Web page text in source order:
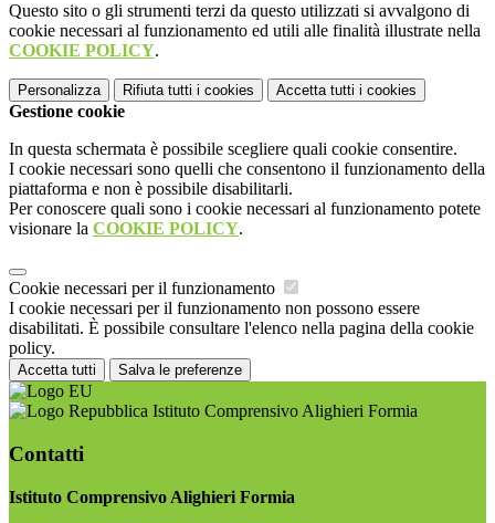
Questo sito o gli strumenti terzi da questo utilizzati si avvalgono di
cookie necessari al funzionamento ed utili alle finalità illustrate nella
COOKIE POLICY.
Personalizza Rifiuta tutti i cookies Accetta tutti i cookies
Gestione cookie
In questa schermata è possibile scegliere quali cookie consentire.
I cookie necessari sono quelli che consentono il funzionamento della
piattaforma e non è possibile disabilitarli.
Per conoscere quali sono i cookie necessari al funzionamento potete
visionare la COOKIE POLICY.
Cookie necessari per il funzionamento
I cookie necessari per il funzionamento non possono essere
disabilitati. È possibile consultare l'elenco nella pagina della cookie
policy.
Accetta tutti Salva le preferenze
Istituto Comprensivo Alighieri Formia
Contatti
Istituto Comprensivo Alighieri Formia